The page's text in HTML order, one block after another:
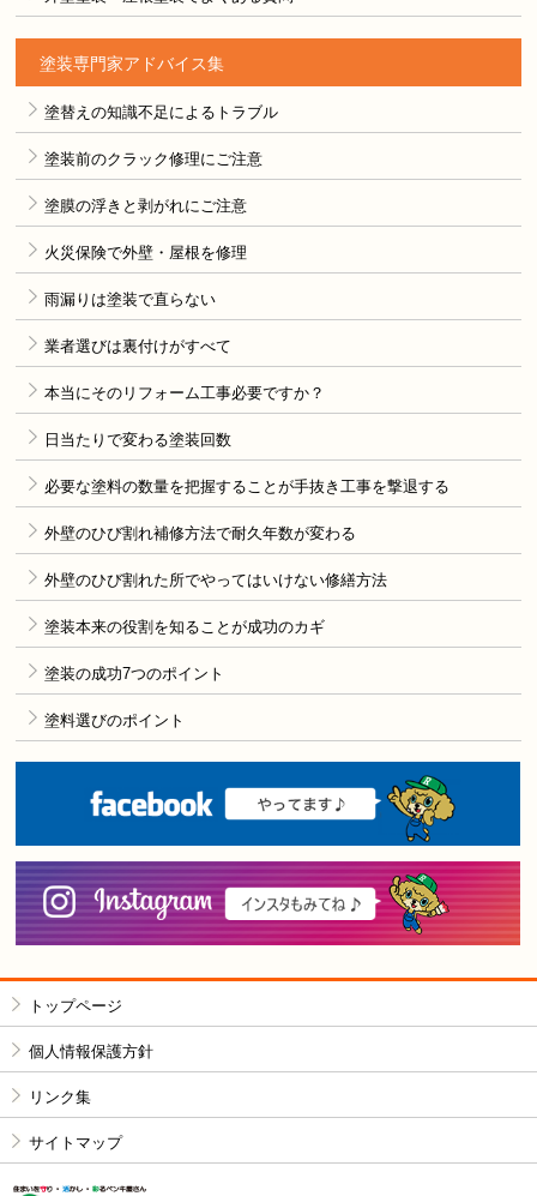
塗装専門家アドバイス集
塗替えの知識不足によるトラブル
塗装前のクラック修理にご注意
塗膜の浮きと剥がれにご注意
火災保険で外壁・屋根を修理
雨漏りは塗装で直らない
業者選びは裏付けがすべて
本当にそのリフォーム工事必要ですか？
日当たりで変わる塗装回数
必要な塗料の数量を把握することが手抜き工事を撃退する
外壁のひび割れ補修方法で耐久年数が変わる
外壁のひび割れた所でやってはいけない修繕方法
塗装本来の役割を知ることが成功のカギ
塗装の成功7つのポイント
塗料選びのポイント
トップページ
個人情報保護方針
リンク集
サイトマップ